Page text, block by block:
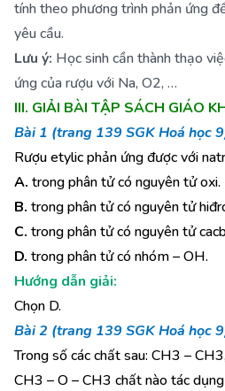
tính theo phương trình phản ứng
yêu cầu.
Lưu ý: Học sinh cần thành thạo
ứng của rượu với Na, O2, …
III. GIẢI BÀI TẬP SÁCH GIÁO
Bài 1 (trang 139 SGK Hoá học
Rượu etylic phản ứng được với
A. trong phân tử có nguyên tử oxi.
B. trong phân tử có nguyên tử
C. trong phân tử có nguyên tử
D. trong phân tử có nhóm – OH.
Hướng dẫn giải:
Chọn D.
Bài 2 (trang 139 SGK Hoá học
Trong số các chất sau: CH3 –
CH3 – O – CH3 chất nào tác